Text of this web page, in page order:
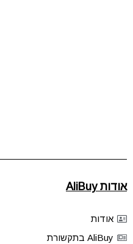
אודות AliBuy
אודות
AliBuy בתקשורת